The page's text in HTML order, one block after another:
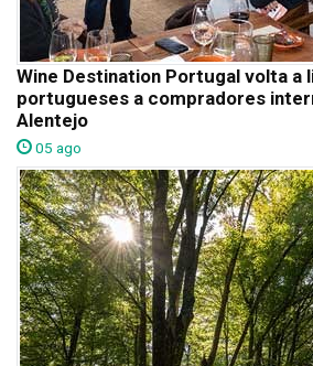
Wine Destination Portugal volta a
portugueses a compradores
Alentejo
05 ago